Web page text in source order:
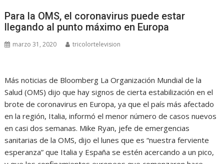
Para la OMS, el coronavirus puede estar
llegando al punto máximo en Europa
marzo 31, 2020 tricolortelevision
Más noticias de Bloomberg La Organización Mundial de la
Salud (OMS) dijo que hay signos de cierta estabilización en el
brote de coronavirus en Europa, ya que el país más afectado
en la región, Italia, informó el menor número de casos nuevos
en casi dos semanas. Mike Ryan, jefe de emergencias
sanitarias de la OMS, dijo el lunes que es “nuestra ferviente
esperanza” que Italia y España se estén acercando a un pico,